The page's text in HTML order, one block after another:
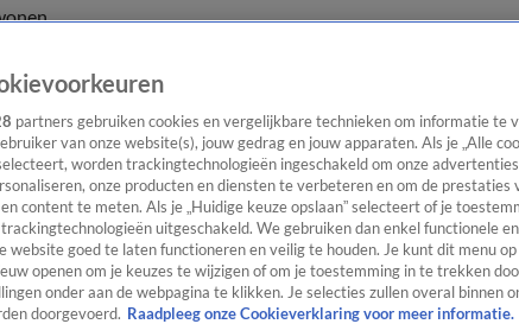
partners gebruiken cookies en vergelijkbare technieken om informatie te
van onze website(s), jouw gedrag en jouw apparaten. Als je „Alle
worden trackingtechnologieën ingeschakeld om onze
onze producten en diensten te verbeteren en om de prestaties
content te meten. Als je „Huidige keuze opslaan” selecteert of je
uitgeschakeld. We gebruiken dan enkel functionele
website goed te laten functioneren en veilig te houden. Je kunt dit menu
openen om je keuzes te wijzigen of om je toestemming in te trekken
onder aan de webpagina te klikken. Je selecties zullen overal binnen
doorgevoerd. Raadpleeg onze Cookieverklaring voor meer informatie.